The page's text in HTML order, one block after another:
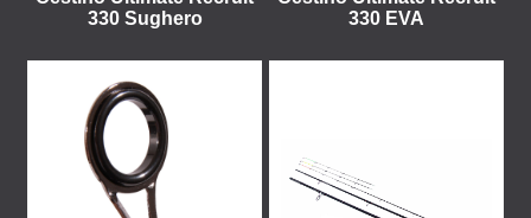
330 Sughero
330 EVA